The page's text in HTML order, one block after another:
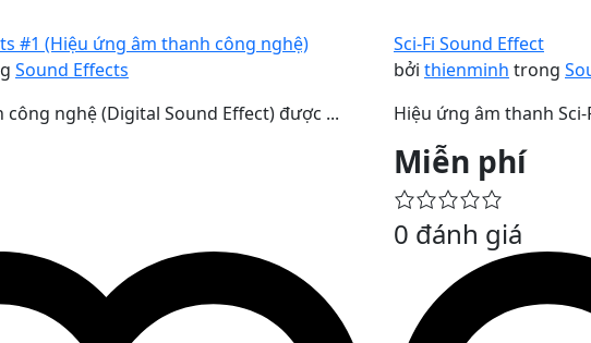
#1 (Hiệu ứng âm thanh công nghệ)
Sound Effects
nghệ (Digital Sound Effect) được ...
Sci-Fi Sound Effect
bởi thienminh trong
Hiệu ứng âm thanh Sci-
Miễn phí
0 đánh giá